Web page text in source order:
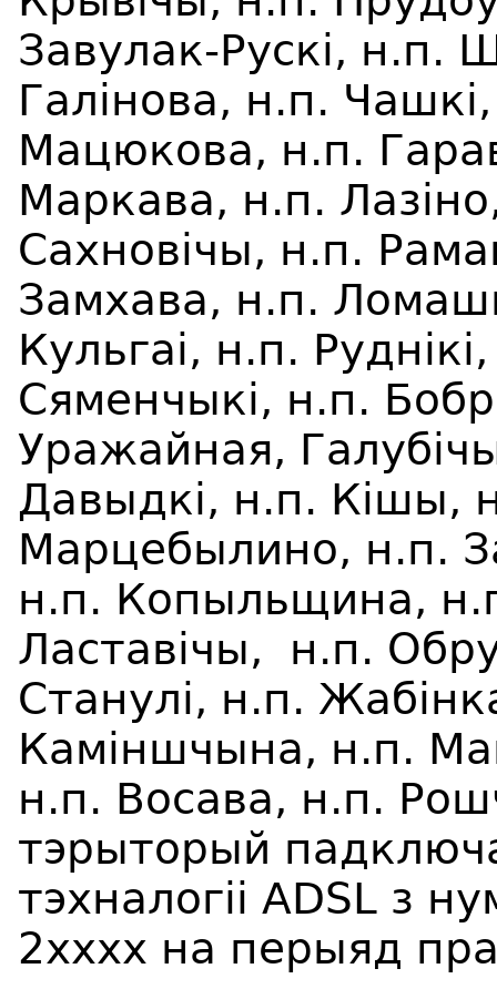
Завулак-Рускi, н.п.
Галiнова, н.п. Чашкi
Мацюкова, н.п.
Маркава, н.п.
Сахновічы, н.п.
Замхава, н.п.
Кульгаi, н.п.
Сяменчыкi, н.п.
Уражайная, Галубi
Давыдкi, н.п. Кiшы,
Марцебылино, н.п.
н.п. Копыльщина,
Ластавiчы, н.п.
Станулi, н.п. Жабi
Камiншчына, н.п.
н.п. Восава, н.п.
тэрыторый
тэхналогіі ADSL з
2хххх на перыяд